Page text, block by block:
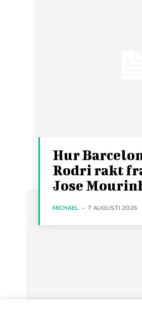
Hur
Rodri rakt
Jose
MICHAEL - 7 AUGUSTI 2026